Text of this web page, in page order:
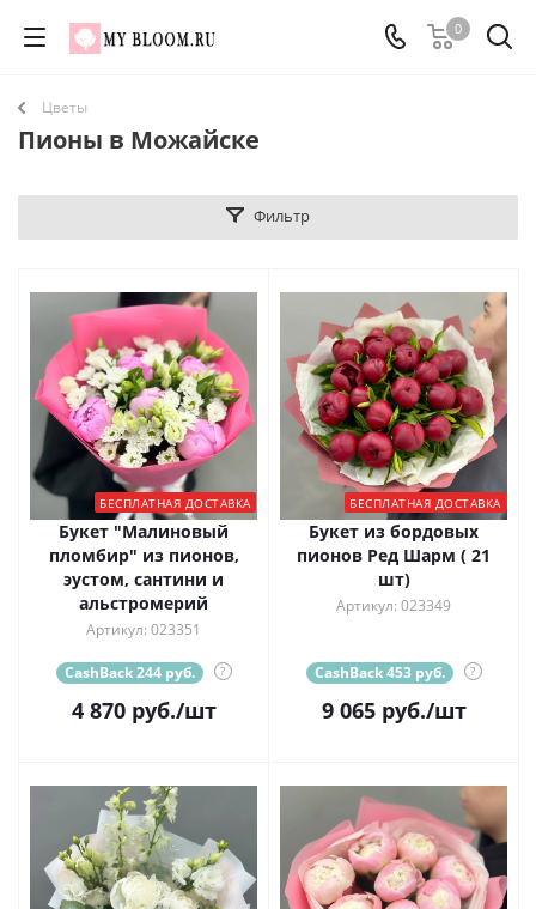
0
Цветы
Пионы в Можайске
Фильтр
БЕСПЛАТНАЯ ДОСТАВКА
Букет "Малиновый
пломбир" из пионов,
эустом, сантини и
альстромерий
Артикул: 023351
CashBack 244 руб. ?
4 870руб./шт
БЕСПЛАТНАЯ ДОСТАВКА
Букет из бордовых
пионов Ред Шарм ( 21
шт)
Артикул: 023349
CashBack 453 руб. ?
9 065руб./шт